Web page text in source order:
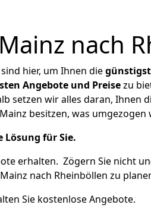
nach
hier, um Ihnen die
Angebote und Preisezu
setzen wir alles daran, Ihnen
besitzen, was umgezogen
Lösung für Sie.
erhalten. Zögern Sie nicht
nach Rheinböllen zu
Sie kostenlose Angebote.